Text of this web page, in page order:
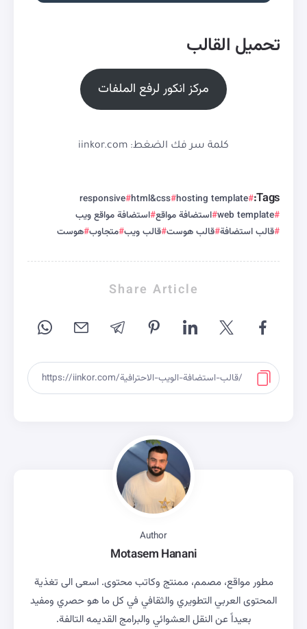
تحميل القالب
مركز انكور لرفع الملفات
كلمة سر فك الضغط: iinkor.com
Tags:
hosting template
html&css
responsive
web template استضافة مواقع استضافة مواقع ويب
قالب استضافة قالب هوست قالب ويب متجاوب هوست
Share Article
Author
Motasem Hanani
مطور مواقع، مصمم، ممنتج وكاتب محتوى. اسعى الى تغذية
المحتوى العربي التطويري والثقافي في كل ما هو حصري ومفيد
بعيداً عن النقل العشوائي والبرامج القديمه التالفة.